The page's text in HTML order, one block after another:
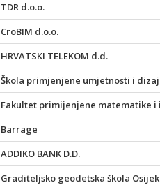
TDR d.o.o.
CroBIM d.o.o.
HRVATSKI TELEKOM d.d.
Škola primjenjene umjetnosti i
Fakultet primijenjene matematike i
Barrage
ADDIKO BANK D.D.
Graditeljsko geodetska škola Osijek